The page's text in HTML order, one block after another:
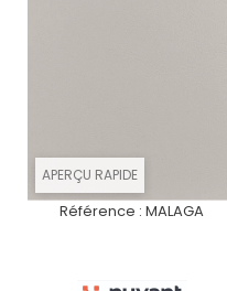
APERÇU RAPIDE
Référence : MALAGA